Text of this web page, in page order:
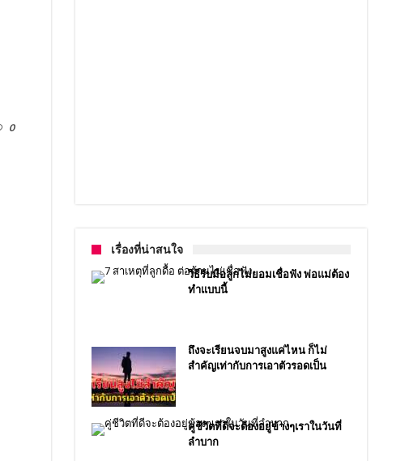
0
เรื่องที่น่าสนใจ
วิธีรับมือลูกไม่ยอมเชื่อฟัง พ่อแม่ต้อง
ทำแบบนี้
ถึงจะเรียนจบมาสูงแค่ไหน ก็ไม่
สำคัญเท่ากับการเอาตัวรอดเป็น
คู่ชีวิตที่ดีจะต้องอยู่ข้างๆเราในวันที่
ลำบาก